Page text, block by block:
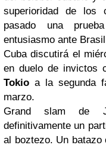
superioridad de los
pasado una
entusiasmo ante
Cuba discutirá el
en duelo de invictos
Tokio a la segunda
marzo.
Grand slam de
definitivamente un
al boztezo. Un